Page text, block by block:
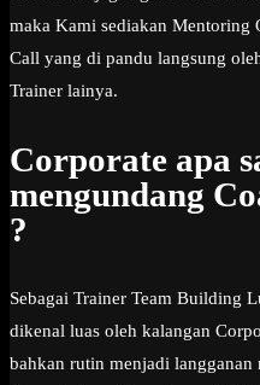
maka Kami sediakan Mentoring
Call yang di pandu langsung
Trainer lainya.
Corporate apa
mengundang
?
Sebagai Trainer Team Building
dikenal luas oleh kalangan
bahkan rutin menjadi